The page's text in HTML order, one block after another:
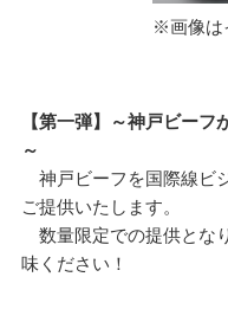
※画像は
【第一弾】～神戸ビーフ
～
神戸ビーフを国際線ビ
ご提供いたします。
数量限定での提供とな
味ください！